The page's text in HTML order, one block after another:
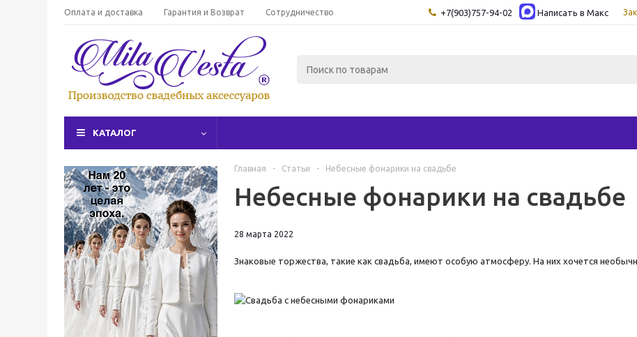
Оплата и доставка Гарантия и Возврат Сотрудничество +7(903)757-94-02 Написать в Maкс
КАТАЛОГ
Главная - Статьи - Небесные фонарики на свадьбе
Небесные фонарики на свадьбе
28 марта 2022
Знаковые торжества, такие как свадьба, имеют особую атмосферу. На них хочется